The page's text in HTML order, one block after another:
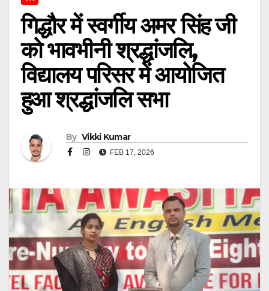
गिद्धौर में स्वर्गीय अमर सिंह जी
को भावभीनी श्रद्धांजलि,
विद्यालय परिसर में आयोजित
हुआ श्रद्धांजलि सभा
By Vikki Kumar
FEB 17, 2026